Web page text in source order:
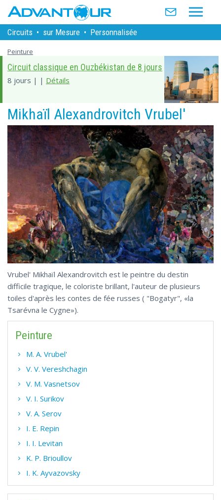
Circuits • sur Mesure • Personnalisée
Peinture
Circuit classique en Ouzbékistan de 8 jours
8 jours | | Détails
Mikhaïl Alexandrovitch Vrubel'
Vrubel' Mikhaïl Alexandrovitch est le peintre du destin
difficile tragique, le coloriste brillant, l'auteur de plusieurs
toiles d'après les contes de fée russes ( "Bogatyr", «la
Tsarévna le Cygne»).
Peinture
M. A. Vrubel'
V. V. Vereshchagin
V. M. Vasnetsov
V. I. Surikov
V. A. Serov
I. E. Repin
I. I. Levitan
K. P. Brioullov
I. K. Ayvazovsky